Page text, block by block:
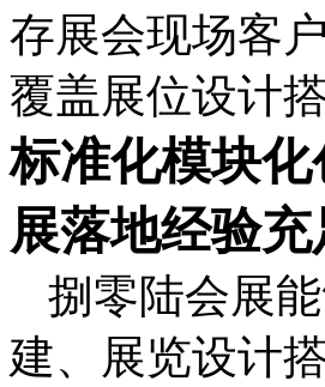
存展会现场客
覆盖展位设计
标准化模块
展落地经验
捌零陆会展
建、展览设计